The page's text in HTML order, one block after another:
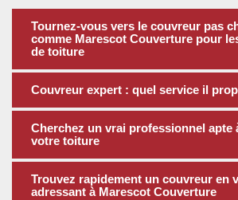
Tournez-vous vers le couvreur pas
comme Marescot Couverture pour
de toiture
Couvreur expert : quel service il
Cherchez un vrai professionnel apte
votre toiture
Trouvez rapidement un couvreur en
adressant à Marescot Couverture